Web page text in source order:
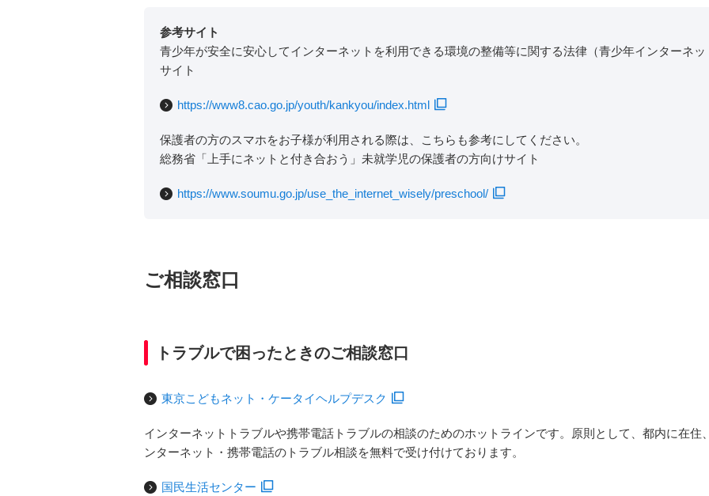
参考サイト
青少年が安全に安心してインターネットを利用できる環境の整備等に関する法律（青少年インターネ
サイト
https://www8.cao.go.jp/youth/kankyou/index.html
保護者の方のスマホをお子様が利用される際は、こちらも参考にしてください。
総務省「上手にネットと付き合おう」未就学児の保護者の方向けサイト
https://www.soumu.go.jp/use_the_internet_wisely/preschool/
ご相談窓口
トラブルで困ったときのご相談窓口
東京こどもネット・ケータイヘルプデスク
インターネットトラブルや携帯電話トラブルの相談のためのホットラインです。原則として、都内に在
ンターネット・携帯電話のトラブル相談を無料で受け付けております。
国民生活センター